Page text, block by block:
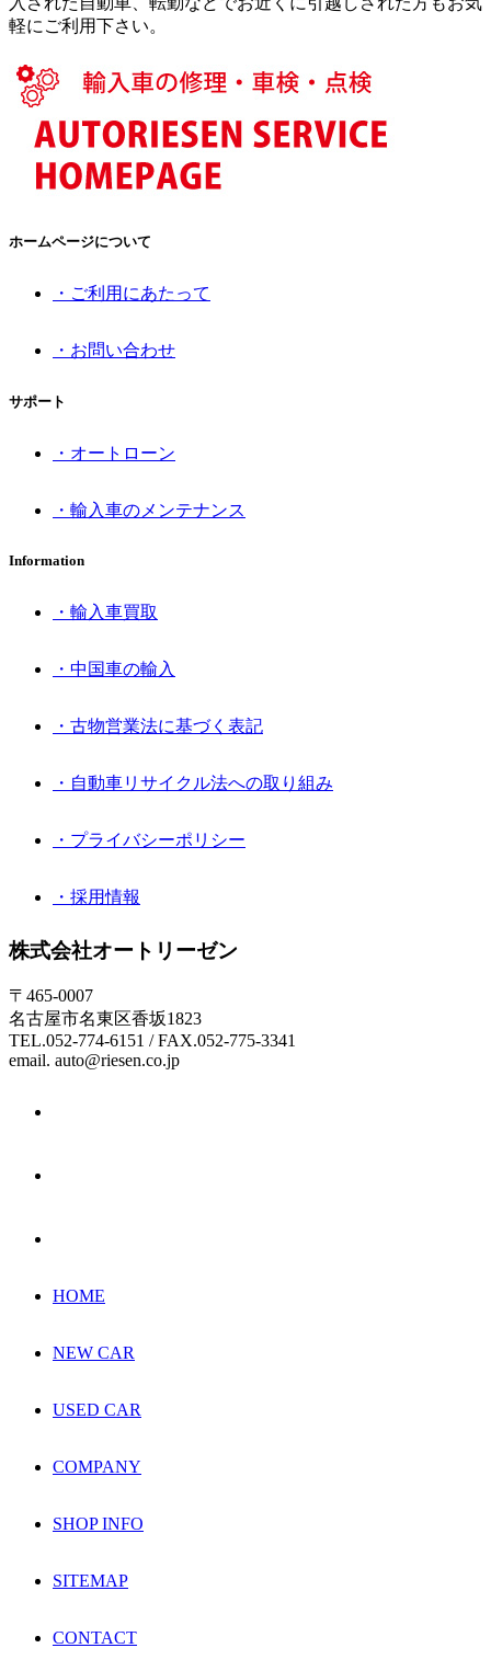
軽にご利用下さい。
ホームページについて
・ご利用にあたって
・お問い合わせ
サポート
・オートローン
・輸入車のメンテナンス
Information
・輸入車買取
・中国車の輸入
・古物営業法に基づく表記
・自動車リサイクル法への取り組み
・プライバシーポリシー
・採用情報
株式会社オートリーゼン
〒465-0007
名古屋市名東区香坂1823
TEL.052-774-6151 / FAX.052-775-3341
email. auto@riesen.co.jp
HOME
NEW CAR
USED CAR
COMPANY
SHOP INFO
SITEMAP
CONTACT